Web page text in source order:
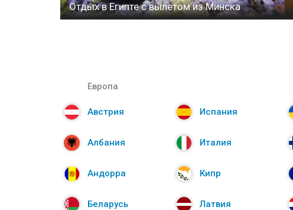
Отдых в Египте с вылетом из Минска
Европа
Австрия
Албания
Андорра
Беларусь
Испания
Италия
Кипр
Латвия